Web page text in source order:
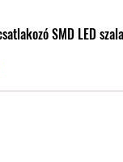
SMD LED